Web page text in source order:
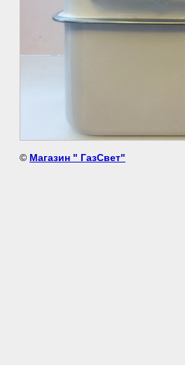
© Магазин " ГазСвет"